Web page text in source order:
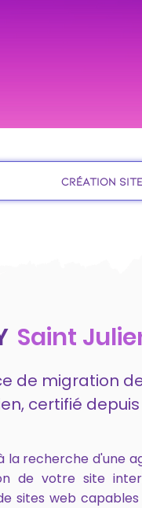
Création
Saint
de migration
certifié
la recherche d'une
de votre site
sites web